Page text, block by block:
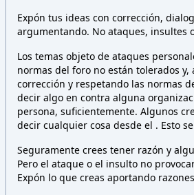
Expón tus ideas con corrección,
argumentando. No ataques, insultes
Los temas objeto de ataques
normas del foro no están tolerados y,
corrección y respetando las normas
decir algo en contra alguna
persona, suficientemente. Algunos
decir cualquier cosa desde el . Esto
Seguramente crees tener razón y
Pero el ataque o el insulto no
Expón lo que creas aportando